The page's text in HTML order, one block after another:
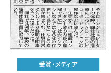
受賞・メディア